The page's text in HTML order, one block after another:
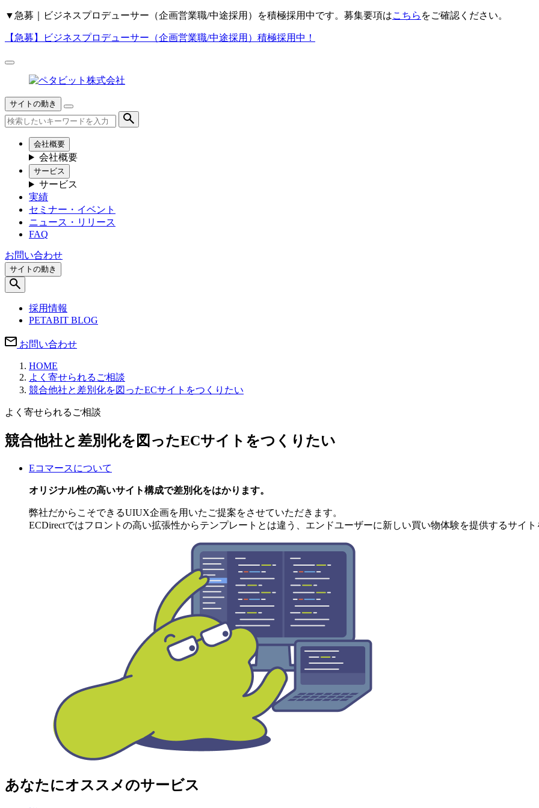
▼ 急募｜ビジネスプロデューサー（企画営業職/中途採用）を積極採用中です。募集要項はこちら をご確認ください。
【急募】 ビジネスプロデューサー（企画営業職/中途採用）積極採用中！
サイトの動き
会社概要
会社概要
サービス
サービス
実績
セミナー・イベント
ニュース・リリース
FAQ
お問い合わせ
サイトの動き
採用情報
PETABIT BLOG
お問い合わせ
HOME
よく寄せられるご相談
競合他社と差別化を図ったECサイトをつくりたい
よく寄せられるご相談
競合他社と差別化を図ったECサイトをつくりたい
Eコマースについて
オリジナル性の高いサイト構成で差別化をはかります。
弊社だからこそできるUIUX企画を用いたご提案をさせていただきます。
ECDirectではフロントの高い拡張性からテンプレートとは違う、エンドユーザーに新しい買い物体験を提供するサイト
あなたにオススメのサービス